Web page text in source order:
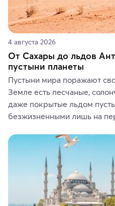
4 августа 2026
От Сахары до льдов
пустыни планеты
Пустыни мира поражают
Земле есть песчаные,
даже покрытые льдом
безжизненными лишь на
животные и маршруты,
ярких впечатлений от